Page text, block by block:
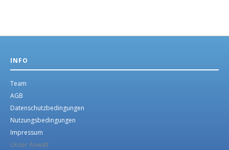
INFO
Team
AGB
Datenschutzbedingungen
Nutzungsbedingungen
Impressum
Unser Anwalt